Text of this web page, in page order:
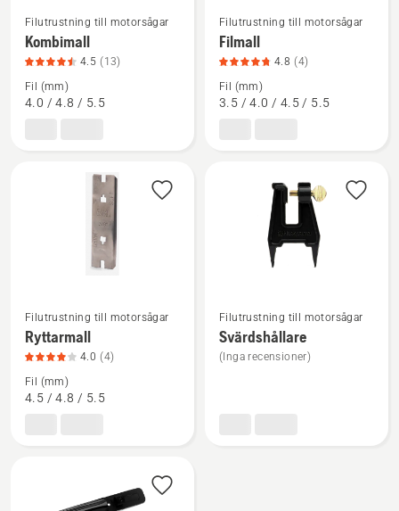
Se
mer
information
om
Kombimall,
Filutrustning till motorsågar
Kombimall
4.5 (13)
Fil (mm)
4.0 / 4.8 / 5.5
Se
mer
information
om
Filmall,
Filutrustning till motorsågar
Filmall
4.8 (4)
Fil (mm)
3.5 / 4.0 / 4.5 / 5.5
Se
mer
information
om
Ryttarmall,
Filutrustning till motorsågar
Ryttarmall
4.0 (4)
Fil (mm)
4.5 / 4.8 / 5.5
Se
mer
information
Filutrustning till motorsågar
Svärdshållare
(Inga recensioner)